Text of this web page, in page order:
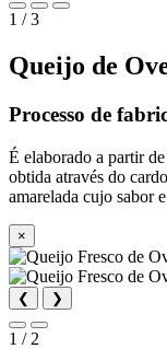
1 / 3
Queijo de
Processo de
É elaborado a partir
obtida através do
amarelada cujo sabor
×
❮ ❯
1 / 2